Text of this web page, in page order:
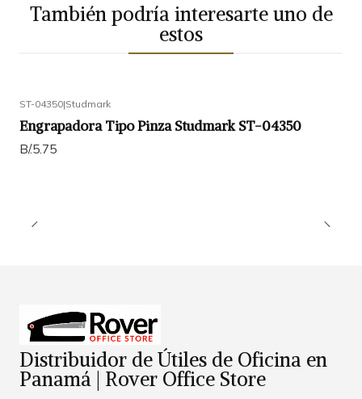
También podría interesarte uno de
estos
ST-04350|Studmark
Engrapadora Tipo Pinza Studmark ST-04350
B/.5.75
Distribuidor de Útiles de Oficina en
Panamá | Rover Office Store